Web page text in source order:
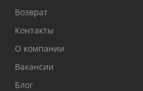
Возврат
Контакты
О компании
Вакансии
Блог